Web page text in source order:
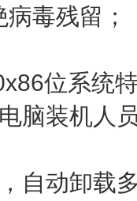
毒残留；
位系统
脑装机人
自动卸载